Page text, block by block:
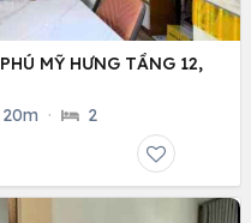
MỸ HƯNG TẦNG 12,
20m · 2